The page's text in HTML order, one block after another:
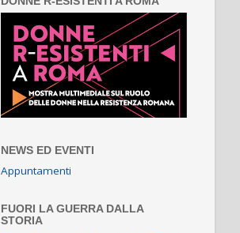
NEWS ED EVENTI
Appuntamenti
FUORI LA GUERRA DALLA
STORIA